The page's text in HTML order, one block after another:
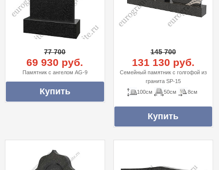
77 700
69 930 руб.
Памятник с ангелом AG-9
145 700
131 130 руб.
Семейный памятник с голгофой из
гранита SP-15
100см
50см 8см